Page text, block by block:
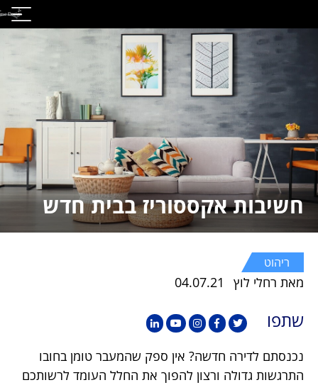
חשיבות אקססוריז בבית חדש
ריהוט
מאת רחלי לוץ 04.07.21
שתפו
נכנסתם לדירה חדשה? אין ספק שהמעבר טומן בחובו
התרגשות גדולה ורצון להפוך את החלל העומד לרשותכם